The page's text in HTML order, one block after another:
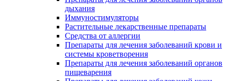
дыхания
Иммуностимуляторы
Растительные лекарственные препараты
Средства от аллергии
Препараты для лечения заболеваний крови и
системы кроветворения
Препараты для лечения заболеваний органов
пищеварения